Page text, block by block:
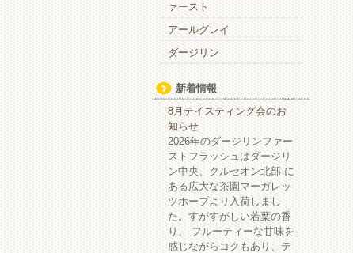
ァースト
アールグレイ
ダージリン
新着情報
8月テイスティング会のお
知らせ
2026年のダージリンファー
ストフラッシュはダージリ
ン中央、クルセオン北部 に
ある広大な茶園マーガレッ
ツホープより入荷しまし
た。すがすがしい若葉の香
り、 フルーティーな甘味を
感じながらコクもあり、テ